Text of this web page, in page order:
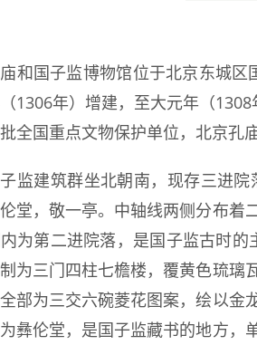
和国子监博物馆位于北京东城
1306年）增建，至大元年（
全国重点文物保护单位，北京孔
监建筑群坐北朝南，现存三进
堂，敬一亭。中轴线两侧分布着
为第二进院落，是国子监古时
为三门四柱七檐楼，覆黄色琉璃
部为三交六碗菱花图案，绘以金
彝伦堂，是国子监藏书的地方，